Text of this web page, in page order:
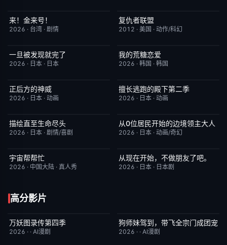
更新至第02集
来！金来号！
2026 · 台湾 · 剧情
完结
复仇者联盟
2012 · 美国 · 动作/科幻
更新至第01集
一旦被发现就完了
2026 · 日本 · 日本
已完结
我的荒糖恋爱
2026 · 韩国 · 韩国
更新至第06集
正后方的神威
2026 · 日本 · 动画
更新至第04集
擅长逃跑的殿下第二季
2026 · 日本 · 动画
更新至第06集
描绘直至生命尽头
2026 · 日本 · 剧情/喜剧
更新至第06集 1.0
从0位居民开始的边境领主大人
2026 · 日本 · 动画/奇幻
更新至第3期
宇宙帮帮忙
2026 · 中国大陆 · 真人秀
更新至第07集 5.0
从现在开始，不做朋友了吧。
2026 · 日本 · 日本剧
高分影片
完结
万妖图录传第四季
2026 · · AI漫剧
完结 10.0
狗师妹驾到，带飞全宗门成团宠
2026 · · AI漫剧